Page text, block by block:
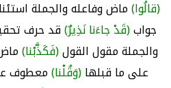
(قالُوا)ماض وفاعله والجملة
جواب(قَدْ جاءَنا نَذِيرٌ)قد حرف
والجملة مقول القول(فَكَذَّبْنا)
على ما قبلها(وَقُلْنا)معطوف